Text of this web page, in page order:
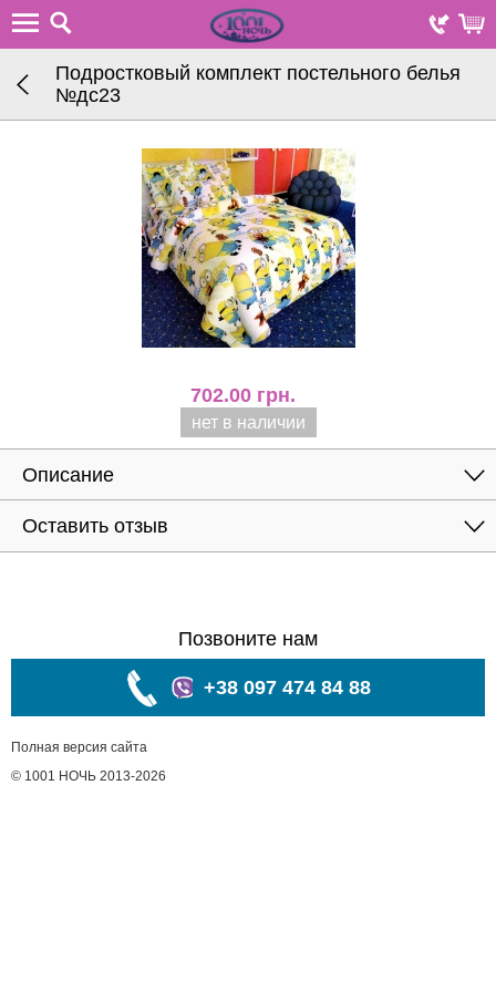
Подростковый комплект постельного белья
№дc23
702.00 грн.
нет в наличии
Описание
Оставить отзыв
Позвоните нам
+38 097 474 84 88
Полная версия сайта
© 1001 НОЧЬ 2013-2026